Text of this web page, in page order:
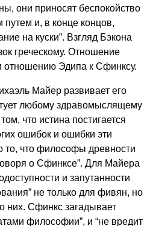
они приносят беспокойство
и, в конце концов,
на куски”. Взгляд Бэкона
греческому. Отношение
отношению Эдипа к Сфинксу.
Майер развивает его
любому здравомыслящему
что истина постигается
ошибок и ошибки эти
то, что философы древности
о Сфинксе”. Для Майера
и запутанности
не только для фивян, но
них. Сфинкс загадывает
философии”, и “не вредит